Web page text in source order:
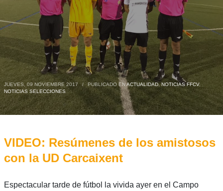
JUEVES, 09 NOVIEMBRE 2017 / PUBLICADO ENACTUALIDAD,NOTICIAS FFCV,
NOTICIAS SELECCIONES
VIDEO: Resúmenes de los amistosos
con la UD Carcaixent
Espectacular tarde de fútbol la vivida ayer en el Campo